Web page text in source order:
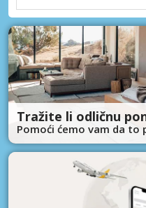
Tražite li odličnu
Pomoći ćemo vam da to